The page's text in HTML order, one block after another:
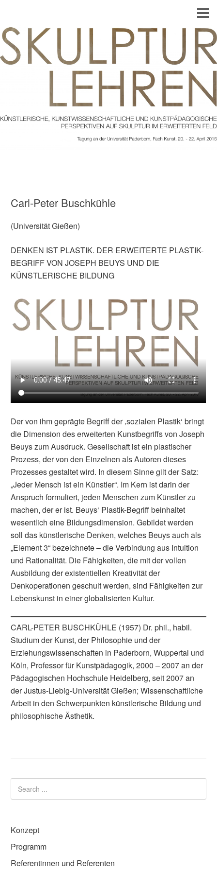
Carl-Peter Buschkühle
(Universität Gießen)
DENKEN IST PLASTIK. DER ERWEITERTE PLASTIK-
BEGRIFF VON JOSEPH BEUYS UND DIE
KÜNSTLERISCHE BILDUNG
Der von ihm geprägte Begriff der ‚sozialen Plastik‘ bringt
die Dimension des erweiterten Kunstbegriffs von Joseph
Beuys zum Ausdruck. Gesellschaft ist ein plastischer
Prozess, der von den Einzelnen als Autoren dieses
Prozesses gestaltet wird. In diesem Sinne gilt der Satz:
„Jeder Mensch ist ein Künstler“. Im Kern ist darin der
Anspruch formuliert, jeden Menschen zum Künstler zu
machen, der er ist. Beuys‘ Plastik-Begriff beinhaltet
wesentlich eine Bildungsdimension. Gebildet werden
soll das künstlerische Denken, welches Beuys auch als
„Element 3“ bezeichnete – die Verbindung aus Intuition
und Rationalität. Die Fähigkeiten, die mit der vollen
Ausbildung der existentiellen Kreativität der
Denkoperationen geschult werden, sind Fähigkeiten zur
Lebenskunst in einer globalisierten Kultur.
CARL-PETER BUSCHKÜHLE (1957) Dr. phil., habil.
Studium der Kunst, der Philosophie und der
Erziehungswissenschaften in Paderborn, Wuppertal und
Köln, Professor für Kunstpädagogik, 2000 – 2007 an der
Pädagogischen Hochschule Heidelberg, seit 2007 an
der Justus-Liebig-Universität Gießen; Wissenschaftliche
Arbeit in den Schwerpunkten künstlerische Bildung und
philosophische Ästhetik.
Konzept
Programm
Referentinnen und Referenten